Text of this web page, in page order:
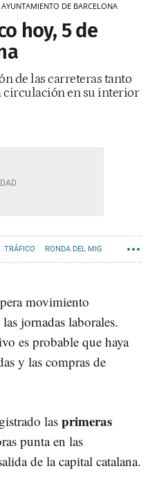
DE BARCELONA
hoy, 5 de
de las carreteras tanto
circulación en su interior
TRÁFICO RONDA DEL MIG
movimiento
jornadas laborales.
es probable que haya
y las compras de
las primeras
punta en las
de la capital catalana.